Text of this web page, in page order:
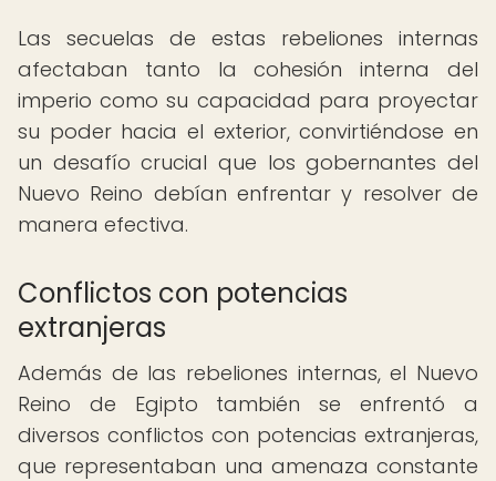
Las secuelas de estas rebeliones internas
afectaban tanto la cohesión interna del
imperio como su capacidad para proyectar
su poder hacia el exterior, convirtiéndose en
un desafío crucial que los gobernantes del
Nuevo Reino debían enfrentar y resolver de
manera efectiva.
Conflictos con potencias
extranjeras
Además de las rebeliones internas, el Nuevo
Reino de Egipto también se enfrentó a
diversos conflictos con potencias extranjeras,
que representaban una amenaza constante